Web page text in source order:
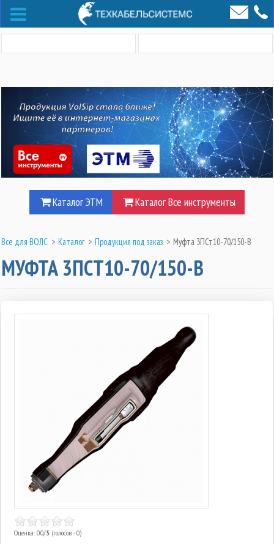
Каталог ЭТМ Каталог Все инструменты
Все для ВОЛС > Каталог > Продукция под заказ > Муфта 3ПСт10-70/150-В
МУФТА 3ПСТ10-70/150-В
Оценка: 0.0/5 (голосов - 0)